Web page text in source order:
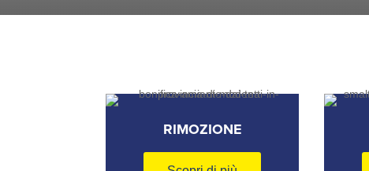
RIMOZIONE